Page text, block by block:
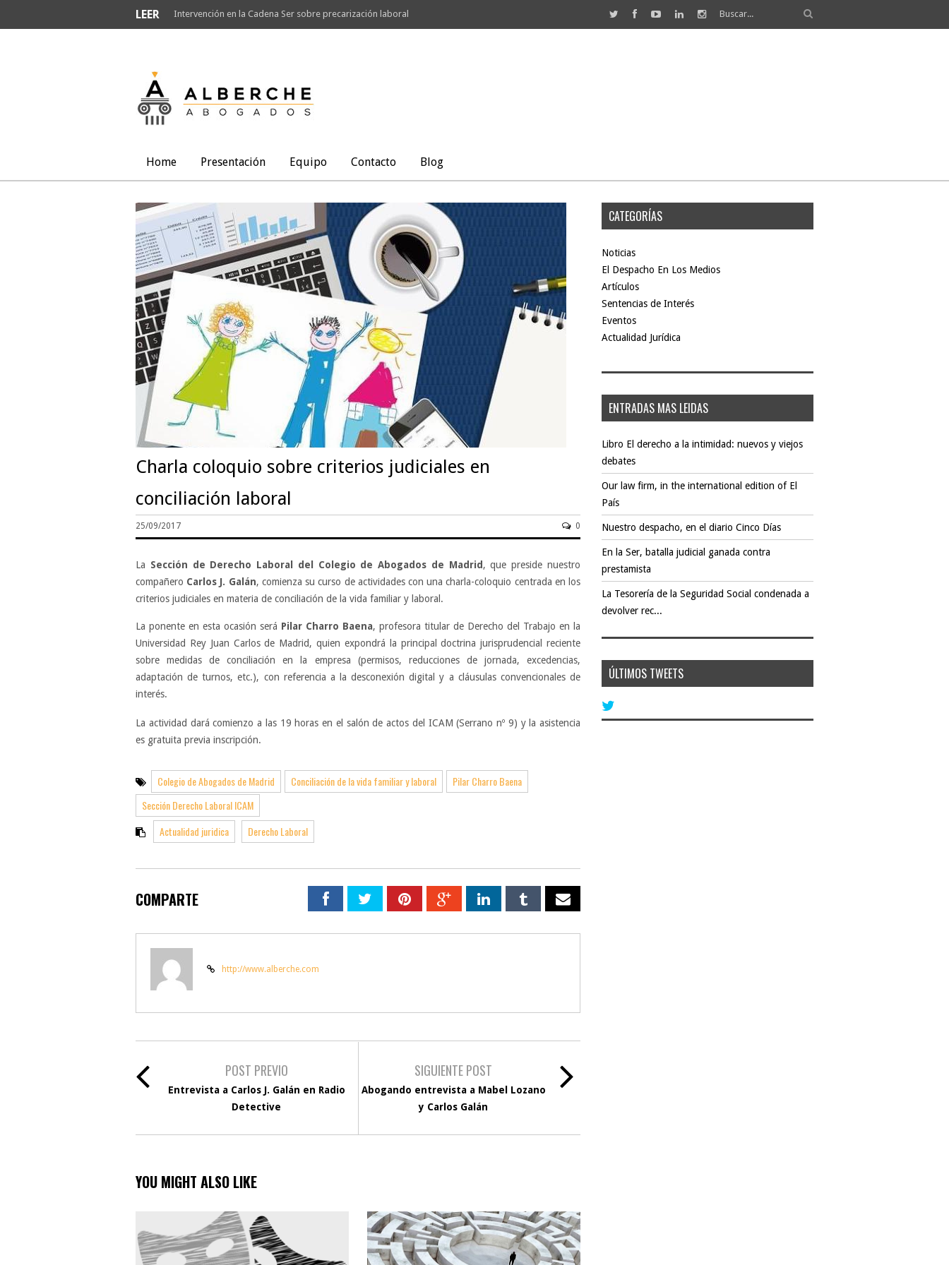
LEER Intervención en la Cadena Ser sobre precarización laboral
Home Presentación Equipo Contacto Blog
Charla coloquio sobre criterios judiciales en
conciliación laboral
25/09/2017 0
La Sección de Derecho Laboral del Colegio de Abogados de Madrid , que preside nuestro
compañero Carlos J. Galán, comienza su curso de actividades con una charla-coloquio centrada en los
criterios judiciales en materia de conciliación de la vida familiar y laboral.
La ponente en esta ocasión será Pilar Charro Baena, profesora titular de Derecho del Trabajo en la
Universidad Rey Juan Carlos de Madrid, quien expondrá la principal doctrina jurisprudencial reciente
sobre medidas de conciliación en la empresa (permisos, reducciones de jornada, excedencias,
adaptación de turnos, etc.), con referencia a la desconexión digital y a cláusulas convencionales de
interés.
La actividad dará comienzo a las 19 horas en el salón de actos del ICAM (Serrano nº 9) y la asistencia
es gratuita previa inscripción.
Colegio de Abogados de Madrid Conciliación de la vida familiar y laboral
Pilar Charro Baena
Sección Derecho Laboral ICAM
Actualidad juridica
Derecho Laboral
COMPARTE
http://www.alberche.com
POST PREVIO
Entrevista a Carlos J. Galán en Radio
Detective
SIGUIENTE POST
Abogando entrevista a Mabel Lozano
y Carlos Galán
YOU MIGHT ALSO LIKE
CATEGORÍAS
Noticias
El Despacho En Los Medios
Artículos
Sentencias de Interés
Eventos
Actualidad Jurídica
ENTRADAS MAS LEIDAS
Libro El derecho a la intimidad: nuevos y viejos
debates
Our law firm, in the international edition of El
País
Nuestro despacho, en el diario Cinco Días
En la Ser, batalla judicial ganada contra
prestamista
La Tesorería de la Seguridad Social condenada a
devolver rec...
ÚLTIMOS TWEETS